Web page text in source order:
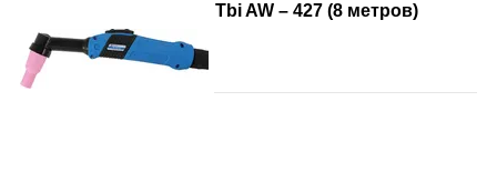
Tbi AW – 427 (8 метров)